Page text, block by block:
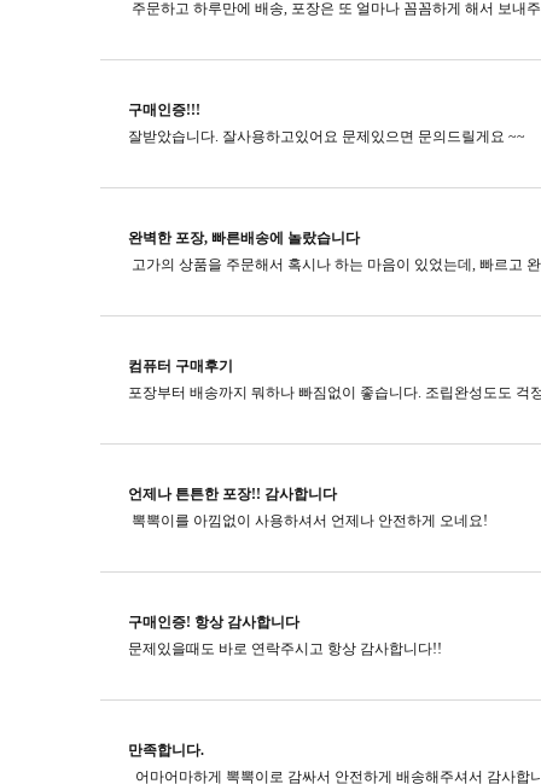
구매인증!!!
잘받았습니다. 잘사용하고있어요 문제있으면 문의드릴게요 ~~
완벽한 포장, 빠른배송에 놀랐습니다
컴퓨터 구매후기
포장부터 배송까지 뭐하나 빠짐없이 좋습니다. 조립완성도도 걱
언제나 튼튼한 포장!! 감사합니다
뽁뽁이를 아낌없이 사용하셔서 언제나 안전하게 오네요!
구매인증! 항상 감사합니다
문제있을때도 바로 연락주시고​ 항상 감사합니다!!
만족합니다.